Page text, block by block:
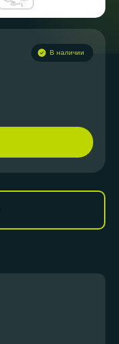
В наличии